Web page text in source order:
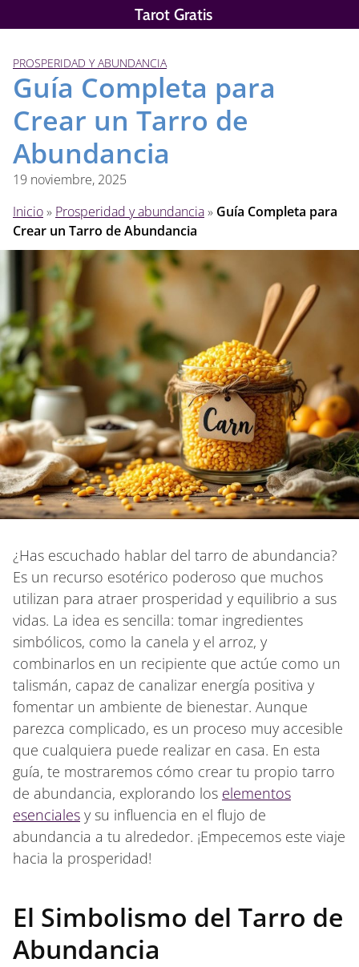
al
Tarot Gratis
PROSPERIDAD Y ABUNDANCIA
Guía Completa para
Crear un Tarro de
Abundancia
19 noviembre, 2025
Inicio» Prosperidad y abundancia» Guía Completa para
Crear un Tarro de Abundancia
¿Has escuchado hablar del tarro de abundancia?
Es un recurso esotérico poderoso que muchos
utilizan para atraer prosperidad y equilibrio a sus
vidas. La idea es sencilla: tomar ingredientes
simbólicos, como la canela y el arroz, y
combinarlos en un recipiente que actúe como un
talismán, capaz de canalizar energía positiva y
fomentar un ambiente de bienestar. Aunque
parezca complicado, es un proceso muy accesible
que cualquiera puede realizar en casa. En esta
guía, te mostraremos cómo crear tu propio tarro
de abundancia, explorando los elementos
esenciales y su influencia en el flujo de
abundancia a tu alrededor. ¡Empecemos este viaje
hacia la prosperidad!
El Simbolismo del Tarro de
Abundancia